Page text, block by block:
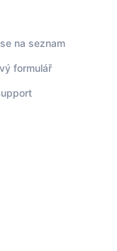
na seznam
formulář